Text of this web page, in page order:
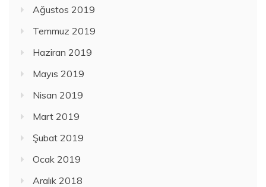
Ağustos 2019
Temmuz 2019
Haziran 2019
Mayıs 2019
Nisan 2019
Mart 2019
Şubat 2019
Ocak 2019
Aralık 2018